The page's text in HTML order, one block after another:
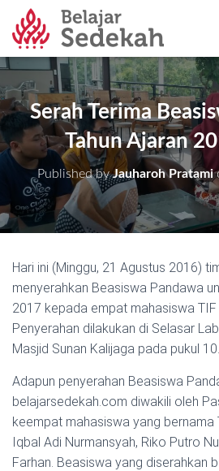
Serah Terima
Tahun Ajaran
Published byJauharoh Pratami
Hari ini (Minggu, 21 Agustus 2016)
menyerahkan Beasiswa Pandawa
2017 kepada empat mahasiswa TIF
Penyerahan dilakukan di Selasar
Masjid Sunan Kalijaga pada pukul
Adapun penyerahan Beasiswa
belajarsedekah.com diwakili oleh
keempat mahasiswa yang bernama
Iqbal Adi Nurmansyah, Riko Putro
Farhan. Beasiswa yang diserahkan